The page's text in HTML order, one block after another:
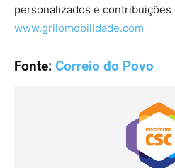
personalizados e contribuições
www.grilomobilidade.com
Fonte: Correio do Povo